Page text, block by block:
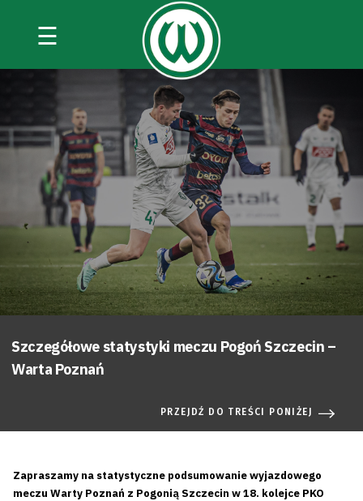
☰
Szczegółowe statystyki meczu Pogoń Szczecin –
Warta Poznań
PRZEJDŹ DO TREŚCI PONIŻEJ
Zapraszamy na statystyczne podsumowanie wyjazdowego
meczu Warty Poznań z Pogonią Szczecin w 18. kolejce PKO